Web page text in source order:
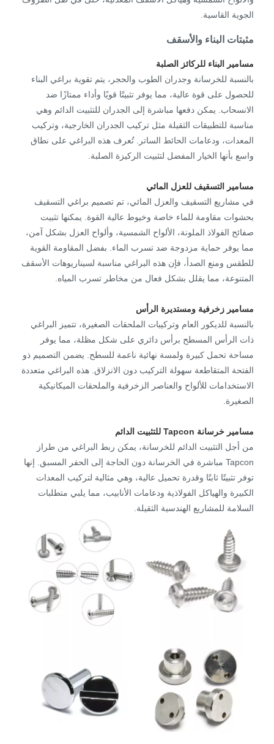
الجوية القاسية.
مثبتات البناء والأسقف
مسامير البناء للركائز الصلبة
بالنسبة للخرسانة وجدران الطوب والحجر، يتم تقوية براغي البناء
للحصول على قوة عالية، مما يوفر تثبيتًا قويًا وأداء ممتازًا ضد
الانسحاب. يمكن دفعها مباشرة إلى الجدران للتثبيت الدائم وهي
مناسبة للتطبيقات الثقيلة مثل تركيب الجدران الخارجية، وتركيب
المعدات، ودعامات الحائط الساتر. تُعرف هذه البراغي على نطاق
واسع بأنها الخيار المفضل لتثبيت الركيزة الصلبة.
مسامير التسقيف للعزل المائي
في مشاريع التسقيف والعزل المائي، تم تصميم براغي التسقيف
بحشوات مقاومة للماء خاصة وخيوط عالية القوة. يمكنها تثبيت
صفائح الفولاذ الملونة، الألواح الشمسية، وألواح العزل بشكل آمن،
مما يوفر حماية مزدوجة ضد تسرب الماء. بفضل المقاومة القوية
للطقس ومنع الصدأ، فإن هذه البراغي مناسبة لسيناريوهات الأسقف
المتنوعة، مما يقلل بشكل فعال من مخاطر تسرب المياه.
مسامير زخرفية ومستديرة الرأس
بالنسبة للديكور العام وتركيبات الملحقات الصغيرة، تتميز البراغي
ذات الرأس المسطح برأس دائري على شكل مظلة، مما يوفر
مساحة تحمل كبيرة ولمسة نهائية ناعمة للسطح. يضمن التصميم ذو
الفتحة المتقاطعة سهولة التركيب دون الانزلاق. هذه البراغي متعددة
الاستخدامات للألواح والعناصر الزخرفية والملحقات الميكانيكية
الصغيرة.
مسامير خرسانة Tapcon للتثبيت الدائم
من أجل التثبيت الدائم للخرسانة، يمكن ربط البراغي من طراز
Tapcon مباشرة في الخرسانة دون الحاجة إلى الحفر المسبق. إنها
توفر تثبيتًا ثابتًا وقدرة تحميل عالية، وهي مثالية لتركيب المعدات
الكبيرة والهياكل الفولاذية ودعامات الأنابيب، مما يلبي متطلبات
السلامة للمشاريع الهندسية الثقيلة.